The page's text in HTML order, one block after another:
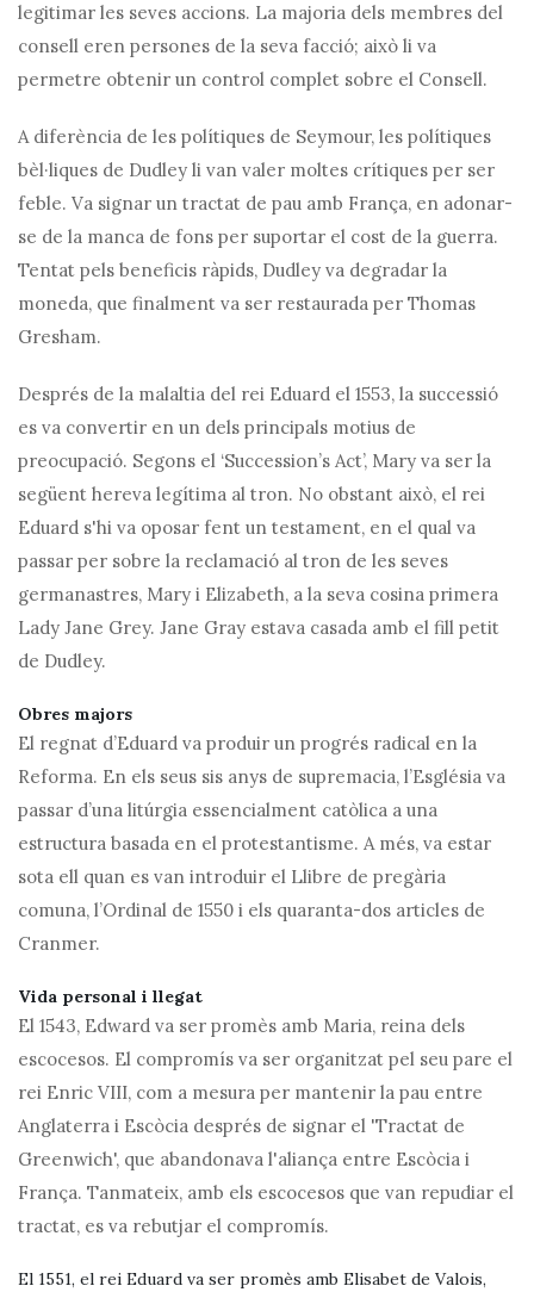
legitimar les seves accions. La majoria dels membres del
consell eren persones de la seva facció; això li va
permetre obtenir un control complet sobre el Consell.
A diferència de les polítiques de Seymour, les polítiques
bèl·liques de Dudley li van valer moltes crítiques per ser
feble. Va signar un tractat de pau amb França, en adonar-
se de la manca de fons per suportar el cost de la guerra.
Tentat pels beneficis ràpids, Dudley va degradar la
moneda, que finalment va ser restaurada per Thomas
Gresham.
Després de la malaltia del rei Eduard el 1553, la successió
es va convertir en un dels principals motius de
preocupació. Segons el ‘Succession’s Act’, Mary va ser la
següent hereva legítima al tron. No obstant això, el rei
Eduard s'hi va oposar fent un testament, en el qual va
passar per sobre la reclamació al tron ​​de les seves
germanastres, Mary i Elizabeth, a la seva cosina primera
Lady Jane Grey. Jane Gray estava casada amb el fill petit
de Dudley.
Obres majors
El regnat d’Eduard va produir un progrés radical en la
Reforma. En els seus sis anys de supremacia, l’Església va
passar d’una litúrgia essencialment catòlica a una
estructura basada en el protestantisme. A més, va estar
sota ell quan es van introduir el Llibre de pregària
comuna, l’Ordinal de 1550 i els quaranta-dos articles de
Cranmer.
Vida personal i llegat
El 1543, Edward va ser promès amb Maria, reina dels
escocesos. El compromís va ser organitzat pel seu pare el
rei Enric VIII, com a mesura per mantenir la pau entre
Anglaterra i Escòcia després de signar el 'Tractat de
Greenwich', que abandonava l'aliança entre Escòcia i
França. Tanmateix, amb els escocesos que van repudiar el
tractat, es va rebutjar el compromís.
El 1551, el rei Eduard va ser promès amb Elisabet de Valois,